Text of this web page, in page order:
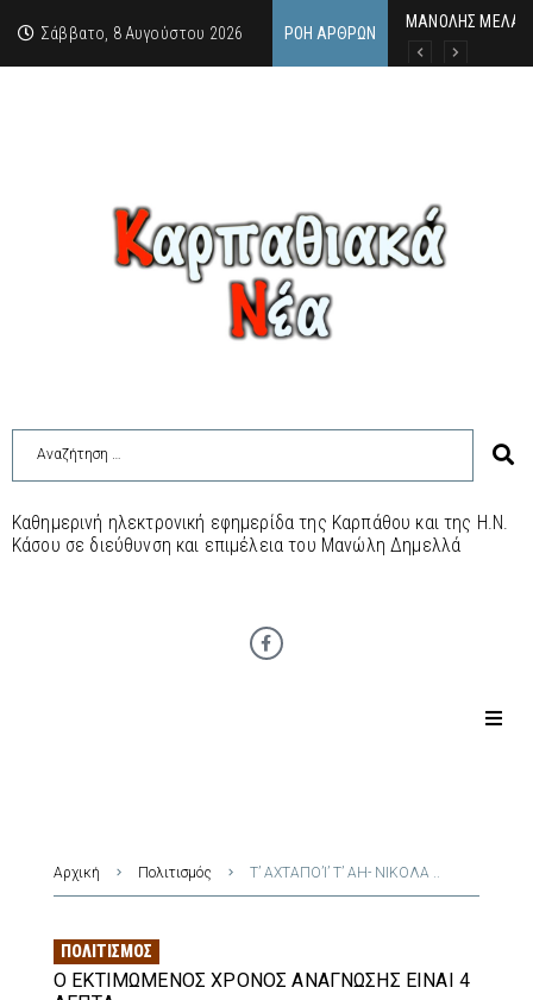
Σάββατο, 8 Αυγούστου 2026 ΡΟΉ ΆΡΘΡΩΝ
MΑΝΟΛΗΣ ΜΕΛΑΣ:
ΕΚΔΗΛΩΣΗ ΤΙΜΗΣ
Κάθε καλοκαίρι
Καθημερινή ηλεκτρονική εφημερίδα της Καρπάθου και της Η.Ν.
Κάσου σε διεύθυνση και επιμέλεια του Μανώλη Δημελλά
Αρχική Πολιτισμός Τ’ ΑΧΤΑΠΟ’Ι’ Τ’ ΑΗ- ΝΙΚΟΛΑ ..
ΠΟΛΙΤΙΣΜΌΣ
Ο ΕΚΤΙΜΏΜΕΝΟΣ ΧΡΌΝΟΣ ΑΝΆΓΝΩΣΗΣ ΕΊΝΑΙ 4